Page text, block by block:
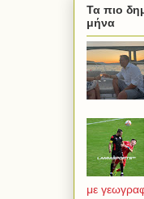
Τα πιο
μήνα
με